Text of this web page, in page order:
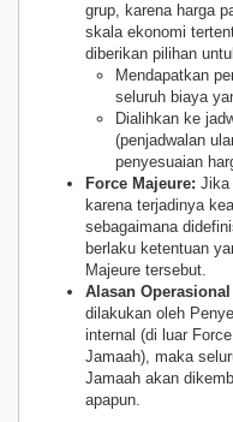
grup, karena harga
skala ekonomi
diberikan pilihan
Mendapatkan
seluruh biaya
Dialihkan ke
(penjadwalan
penyesuaian
Force Majeure: Jika
karena terjadinya
sebagaimana
berlaku ketentuan
Majeure tersebut.
Alasan
dilakukan oleh
internal (di luar
Jamaah), maka
Jamaah akan
apapun.